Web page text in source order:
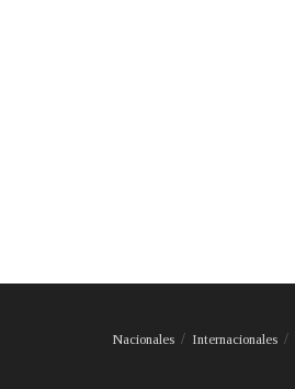
Nacionales Internacionales